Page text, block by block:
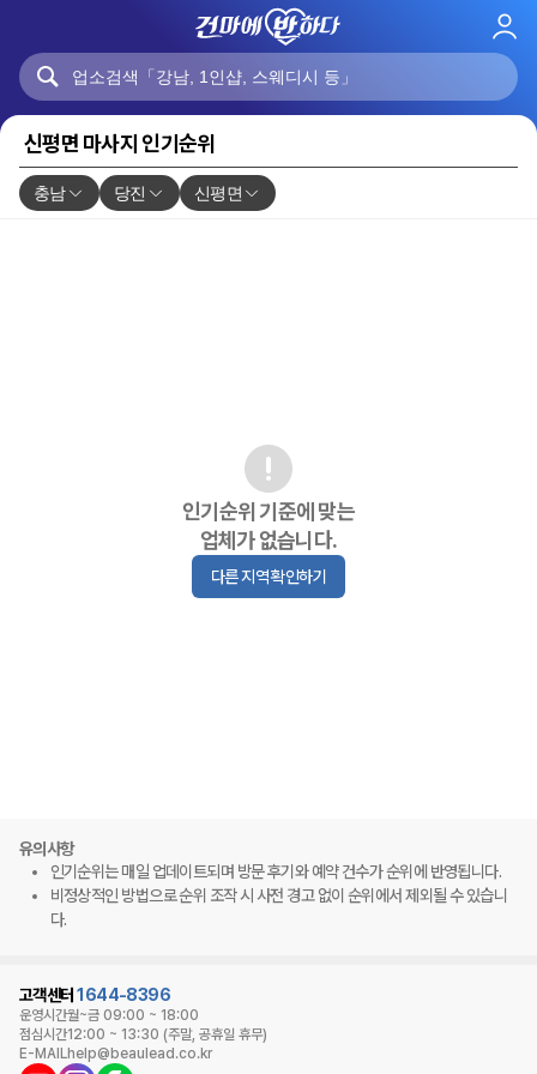
로
신평면 마사지 인기순위
충남 당진 신평면
인기순위 기준에 맞는
업체가 없습니다.
다른 지역 확인하기
유의사항
인기순위는 매일 업데이트되며 방문 후기와 예약 건수가 순위에 반영됩니다.
비정상적인 방법으로 순위 조작 시 사전 경고 없이 순위에서 제외될 수 있습니
다.
고객센터 1644-8396
운영시간월~금 09:00 ~ 18:00
점심시간12:00 ~ 13:30 (주말, 공휴일 휴무)
E-MAILhelp@beaulead.co.kr